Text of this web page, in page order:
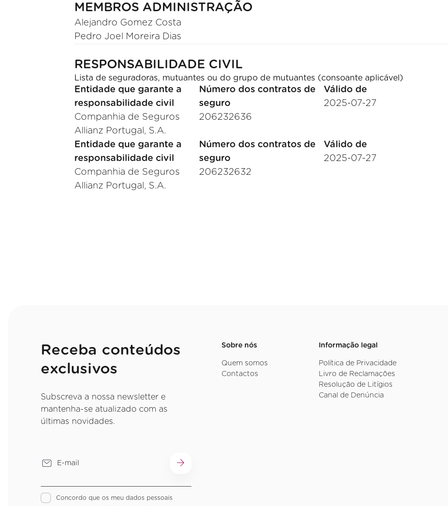
MEMBROS ADMINISTRAÇÃO
Alejandro Gomez Costa
Pedro Joel Moreira Dias
RESPONSABILIDADE CIVIL
Lista de seguradoras, mutuantes ou do grupo de mutuantes (consoante aplicável)
Entidade que garante a
responsabilidade civil
Companhia de Seguros
Allianz Portugal, S.A.
Número dos contratos de
seguro
206232636
Válido de
2025-07-27
Entidade que garante a
responsabilidade civil
Companhia de Seguros
Allianz Portugal, S.A.
Número dos contratos de
seguro
206232632
Válido de
2025-07-27
Receba conteúdos
exclusivos
Subscreva a nossa newsletter e
mantenha-se atualizado com as
últimas novidades.
Concordo que os meu dados pessoais
Sobre nós
Quem somos
Contactos
Informação legal
Política de Privacidade
Livro de Reclamações
Resolução de Litígios
Canal de Denúncia